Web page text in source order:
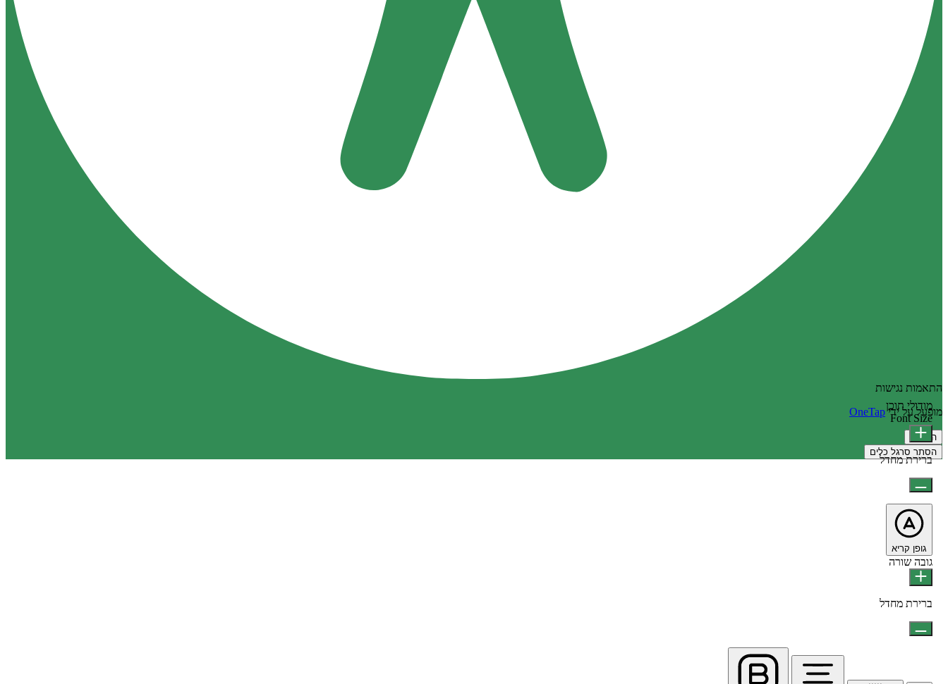
התאמות נגישות
מופעל על ידיOneTap
הצהרה
הסתר סרגל כלים
מודולי תוכן
Font Size
ברירת מחדל
גופן קריא
גובה שורה
ברירת מחדל